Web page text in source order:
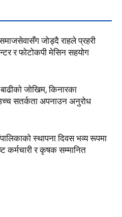
जोड्दै राहले प्रहरी
र फोटोकपी मेसिन सहयोग
जोखिम, किनारका
उच्च सतर्कता अपनाउन अनुरोध
स्थापना दिवस भव्य रूपमा
कर्मचारी र कृषक सम्मानित